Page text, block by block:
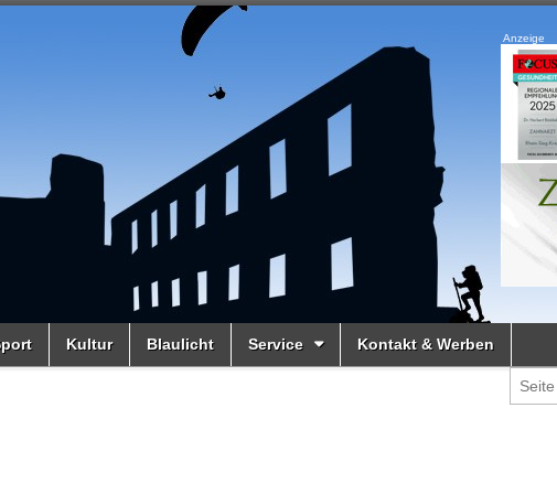
Anzeige
Kultur Blaulicht Service Kontakt & Werben